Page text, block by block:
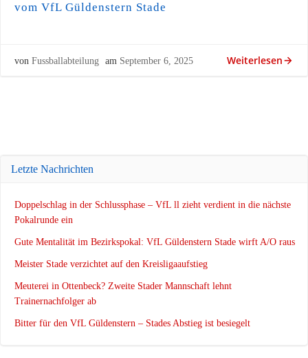
vom VfL Güldenstern Stade
von Fussballabteilung am September 6, 2025 Weiterlesen
Letzte Nachrichten
Doppelschlag in der Schlussphase – VfL ll zieht verdient in die nächste
Pokalrunde ein
Gute Mentalität im Bezirkspokal: VfL Güldenstern Stade wirft A/O raus
Meister Stade verzichtet auf den Kreisligaaufstieg
Meuterei in Ottenbeck? Zweite Stader Mannschaft lehnt
Trainernachfolger ab
Bitter für den VfL Güldenstern – Stades Abstieg ist besiegelt